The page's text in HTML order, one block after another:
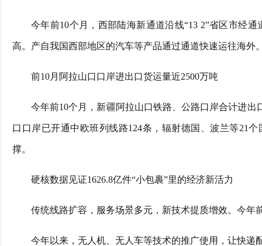
今年前10个月，西部陆海新通道沿线“13 2”省区市经
高。产自我国西部地区的汽车等产品通过通道快速运往海外
前10月阿拉山口口岸进出口货运量近2500万吨
今年前10个月，新疆阿拉山口铁路、公路口岸合计进出
口口岸已开通中欧班列线路124条，辐射德国、波兰等21
撑。
硬核数据见证1626.8亿件“小包裹”里的经济新活力
传统线路扩容，服务场景多元，新技术提质增效。今
今年以来，无人机、无人车等技术的推广使用，让快递